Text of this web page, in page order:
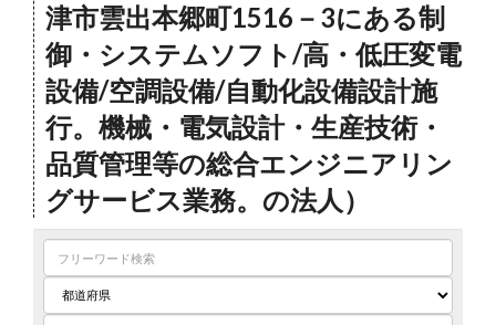
津市雲出本郷町1516－3にある制
御・システムソフト/高・低圧変電
設備/空調設備/自動化設備設計施
行。機械・電気設計・生産技術・
品質管理等の総合エンジニアリン
グサービス業務。の法人）